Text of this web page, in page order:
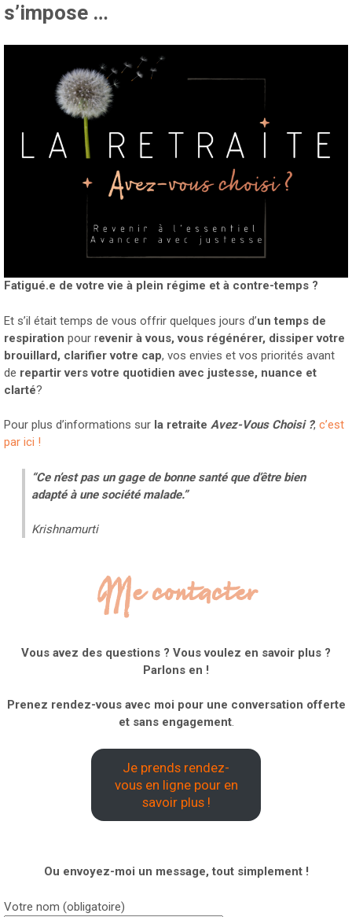
s’impose …
Fatigué.e de votre vie à plein régime et à contre-temps ?
Et s’il était temps de vous offrir quelques jours d’un temps de
respiration pour revenir à vous, vous régénérer, dissiper votre
brouillard, clarifier votre cap, vos envies et vos priorités avant
de repartir vers votre quotidien avec justesse, nuance et
clarté?
Pour plus d’informations sur la retraite Avez-Vous Choisi ?, c’est
par ici !
“Ce n’est pas un gage de bonne santé que d’être bien
adapté à une société malade.”
Krishnamurti
Me contacter
Vous avez des questions ? Vous voulez en savoir plus ?
Parlons en !
Prenez rendez-vous avec moi pour une conversation offerte
et sans engagement.
Je prends rendez-
vous en ligne pour en
savoir plus !
Ou envoyez-moi un message, tout simplement !
Votre nom (obligatoire)